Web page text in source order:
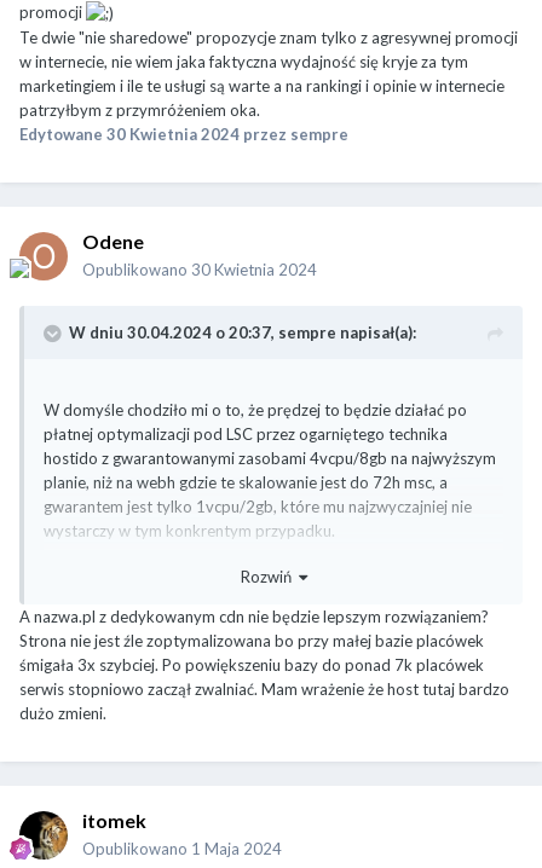
promocji
Te dwie "nie sharedowe" propozycje znam tylko z agresywnej promocji
w internecie, nie wiem jaka faktyczna wydajność się kryje za tym
marketingiem i ile te usługi są warte a na rankingi i opinie w internecie
patrzyłbym z przymróżeniem oka.
Edytowane 30 Kwietnia 2024 przez sempre
Odene
Opublikowano 30 Kwietnia 2024
W dniu 30.04.2024 o 20:37, sempre napisał(a):
W domyśle chodziło mi o to, że prędzej to będzie działać po
płatnej optymalizacji pod LSC przez ogarniętego technika
hostido z gwarantowanymi zasobami 4vcpu/8gb na najwyższym
planie, niż na webh gdzie te skalowanie jest do 72h msc, a
gwarantem jest tylko 1vcpu/2gb, które mu najzwyczajniej nie
wystarczy w tym konkrentym przypadku.
oznacza, że aktualny hosting nie wyrabia z Twoim źle
zoptymalizowanym WP. Ty nie potrzebujesz dobrego hostingu
tylko optymalizacji tej strony (takiej która byłaby w stanie z
jakimś skutkiem ukrócić sabotowanie CPU hostingu przez WP),
sugerowałbym zrobić tak jak napisałem, załóż sobie konto na
Nazwa - WP na ichniejszym "cloudhostingu" chodzi naprawdę
szybko, możesz sobie przetestować, tylko zanim się zdecydujesz
Rozwiń
A nazwa.pl z dedykowanym cdn nie będzie lepszym rozwiązaniem?
Strona nie jest źle zoptymalizowana bo przy małej bazie placówek
śmigała 3x szybciej. Po powiększeniu bazy do ponad 7k placówek
serwis stopniowo zaczął zwalniać. Mam wrażenie że host tutaj bardzo
dużo zmieni.
itomek
Opublikowano 1 Maja 2024